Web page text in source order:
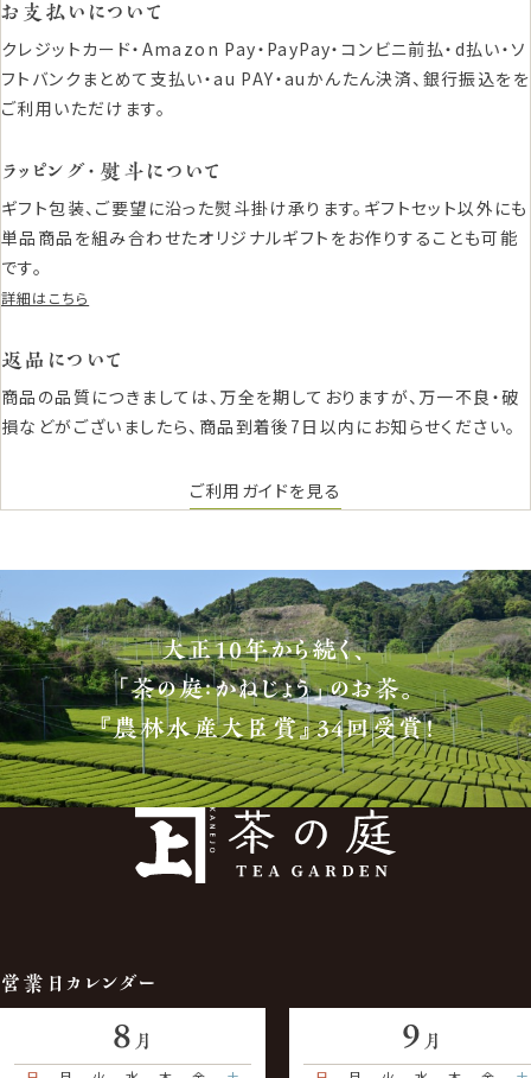
お支払いについて
クレジットカード・Amazon Pay・PayPay・コンビニ前払・d払い・ソ
フトバンクまとめて支払い・au PAY・auかんたん決済、銀行振込をを
ご利用いただけます。
ラッピング・熨斗について
ギフト包装、ご要望に沿った熨斗掛け承ります。ギフトセット以外にも
単品商品を組み合わせたオリジナルギフトをお作りすることも可能
です。
詳細はこちら
返品について
商品の品質につきましては、万全を期しておりますが、万一不良・破
損などがございましたら、商品到着後7日以内にお知らせください。
ご利用ガイドを見る
大正10年から続く、
「茶の庭：かねじょう」のお茶。
『農林水産大臣賞』34回受賞！
営業日カレンダー
8 月
9 月